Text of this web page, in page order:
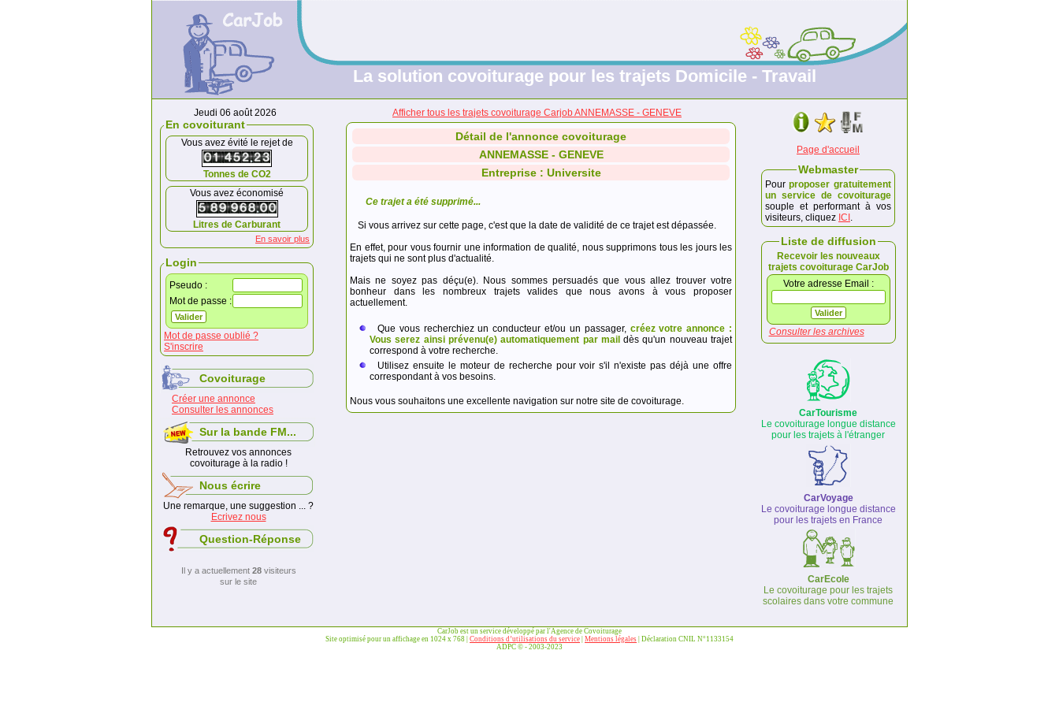
La solution covoiturage pour les trajets Domicile - Travail
Jeudi 06 août 2026
En covoiturant
Vous avez évité le rejet de
Tonnes de CO2
Vous avez économisé
Litres de Carburant
En savoir plus
Login
Pseudo :
Mot de passe :
Mot de passe oublié ?
S'inscrire
Covoiturage
Créer une annonce
Consulter les annonces
Sur la bande FM...
Retrouvez vos annonces
covoiturage à la radio !
Nous écrire
Une remarque, une suggestion ... ?
Ecrivez nous
Question-Réponse
Il y a actuellement 28visiteurs
sur le site
Afficher tous les trajets covoiturage Carjob ANNEMASSE - GENEVE
Détail de l'annonce covoiturage
ANNEMASSE - GENEVE
Entreprise : Universite
Ce trajet a été supprimé...
Si vous arrivez sur cette page, c'est que la date de validité de ce trajet est dépassée.
En effet, pour vous fournir une information de qualité, nous supprimons tous les jours les
trajets qui ne sont plus d'actualité.
Mais ne soyez pas déçu(e). Nous sommes persuadés que vous allez trouver votre
bonheur dans les nombreux trajets valides que nous avons à vous proposer
actuellement.
Que vous recherchiez un conducteur et/ou un passager, créez votre annonce :
Vous serez ainsi prévenu(e) automatiquement par mail dès qu'un nouveau trajet
correspond à votre recherche.
Utilisez ensuite le moteur de recherche pour voir s'il n'existe pas déjà une offre
correspondant à vos besoins.
Nous vous souhaitons une excellente navigation sur notre site de covoiturage.
Page d'accueil
Webmaster
Pour proposer gratuitement
un service de covoiturage
souple et performant à vos
visiteurs, cliquez ICI .
Liste de diffusion
Recevoir les nouveaux
trajets covoiturage CarJob
Votre adresse Email :
Consulter les archives
CarTourisme
Le covoiturage longue distance
pour les trajets à l'étranger
CarVoyage
Le covoiturage longue distance
pour les trajets en France
CarEcole
Le covoiturage pour les trajets
scolaires dans votre commune
CarJob est un service développé par l'Agence de Covoiturage
Site optimisé pour un affichage en 1024 x 768 | Conditions d’utilisations du service Mentions légales | Déclaration CNIL N°1133154
ADPC © - 2003-2023